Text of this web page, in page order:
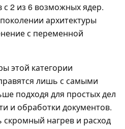
2 из 6 возможных ядер.
архитектуры
с переменной
этой категории
лишь с самыми
подходя для простых дел
и обработки документов.
нагрев и расход